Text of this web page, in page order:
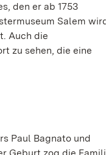
den er ab 1753
Salem
Auch die
zu sehen, die eine
Paul Bagnato und